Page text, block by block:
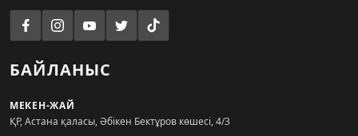
БАЙЛАНЫС
МЕКЕН-ЖАЙ
ҚР, Астана қаласы, Әбікен Бектұров көшесі, 4/3